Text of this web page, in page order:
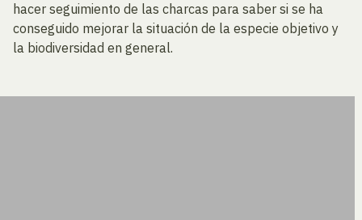
hacer seguimiento de las charcas para saber si se ha
conseguido mejorar la situación de la especie objetivo y
la biodiversidad en general.